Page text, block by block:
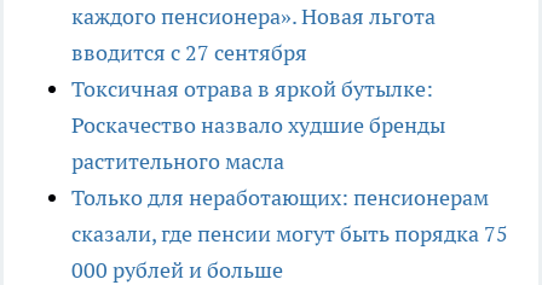
каждого пенсионера». Новая льгота
вводится с 27 сентября
Токсичная отрава в яркой бутылке:
Роскачество назвало худшие бренды
растительного масла
Только для неработающих: пенсионерам
сказали, где пенсии могут быть порядка 75
000 рублей и больше